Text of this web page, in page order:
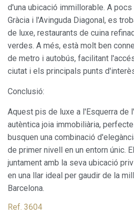
d'una ubicació immillorable. A
Gràcia i l'Avinguda Diagonal, es
de luxe, restaurants de cuina
verdes. A més, està molt ben
de metro i autobús, facilitant
ciutat i els principals punts
Conclusió:
Aquest pis de luxe a l'Esquerra de
autèntica joia immobiliària,
busquen una combinació
de primer nivell en un entorn únic.
juntament amb la seva ubicació
en una llar ideal per gaudir de la
Barcelona.
Ref. 3604